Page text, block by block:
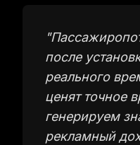
"
после
реального
ценят точное
генерируем
рекламный